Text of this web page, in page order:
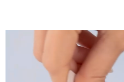
Tayland